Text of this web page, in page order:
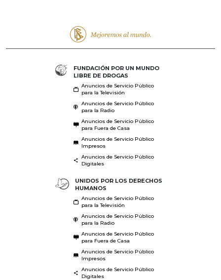
FUNDACIÓN POR UN MUNDO
LIBRE DE DROGAS
Anuncios de Servicio Público
para la Televisión
Anuncios de Servicio Público
para la Radio
Anuncios de Servicio Público
para Fuera de Casa
Anuncios de Servicio Público
Impresos
Anuncios de Servicio Público
Digitales
UNIDOS POR LOS DERECHOS
HUMANOS
Anuncios de Servicio Público
para la Televisión
Anuncios de Servicio Público
para la Radio
Anuncios de Servicio Público
para Fuera de Casa
Anuncios de Servicio Público
Impresos
Anuncios de Servicio Público
Digitales